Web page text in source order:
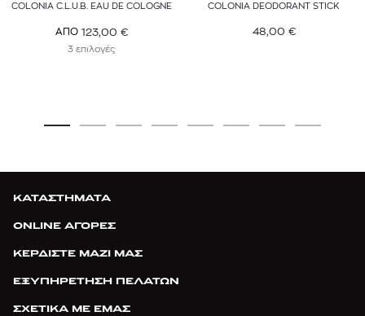
COLONIA C.L.U.B. EAU DE COLOGNE
ΑΠΟ 123,00 €
3 επιλογές
COLONIA DEODORANT STICK
48,00 €
ΚΑΤΑΣΤΗΜΑΤΑ
ONLINE ΑΓΟΡΕΣ
ΚΕΡΔΙΣΤΕ ΜΑΖΙ ΜΑΣ
ΕΞΥΠΗΡΕΤΗΣΗ ΠΕΛΑΤΩΝ
ΣΧΕΤΙΚΑ ΜΕ ΕΜΑΣ